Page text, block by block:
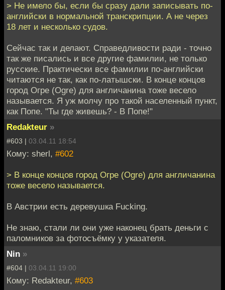
> Не имело бы, если бы сразу дали записывать по-
английски в нормальной транскрипции. А не через
18 лет и несколько судов.
Сейчас так и делают. Справедливости ради - точно
так же писались и все другие фамилии, не только
русские. Практически все фамилии по-английски
читаются не так, как по-латышски. В конце концов
город Огре (Ogre) для англичанина тоже весело
называется. Я уж молчу про такой населенный пункт,
как Попе. "Ты где живешь? - В Попе!"
Redakteur »
#603 | 03.04.11 18:54
Кому: sherl, #602
> В конце концов город Огре (Ogre) для англичанина
тоже весело называется.
В Австрии есть деревушка Fucking.
Не знаю, стали ли они уже наконец брать деньги с
паломников за фотосъёмку у указателя.
Nin »
#604 | 03.04.11 19:00
Кому: Redakteur, #603